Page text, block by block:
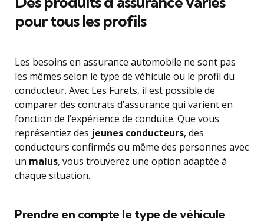
pour tous les profils
Les besoins en assurance automobile ne sont pas
les mêmes selon le type de véhicule ou le profil du
conducteur. Avec Les Furets, il est possible de
comparer des contrats d’assurance qui varient en
fonction de l’expérience de conduite. Que vous
représentiez des jeunes conducteurs, des
conducteurs confirmés ou même des personnes avec
un malus, vous trouverez une option adaptée à
chaque situation.
Prendre en compte le type de véhicule